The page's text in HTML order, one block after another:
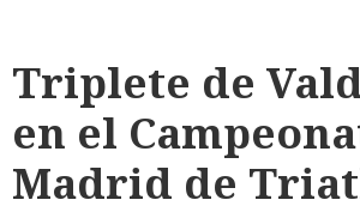
Triplete de
en el
Madrid de